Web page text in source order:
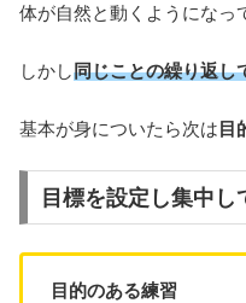
体が自然と動くようになっ
しかし同じことの繰り返し
基本が身についたら次は 目
目標を設定し集中し
目的のある練習